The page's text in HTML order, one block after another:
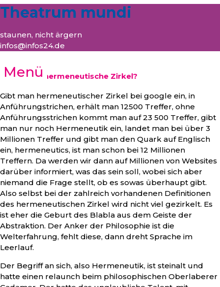
Theatrum mundi
staunen, nicht ärgern
infos@infos24.de
Menü
Zirkelt der hermeneutische Zirkel?
Gibt man hermeneutischer Zirkel bei google ein, in
Anführungstrichen, erhält man 12500 Treffer, ohne
Anführungsstrichen kommt man auf 23 500 Treffer, gibt
man nur noch Hermeneutik ein, landet man bei über 3
Millionen Treffer und gibt man den Quark auf Englisch
ein, hermeneutics, ist man schon bei 12 Millionen
Treffern. Da werden wir dann auf Millionen von Websites
darüber informiert, was das sein soll, wobei sich aber
niemand die Frage stellt, ob es sowas überhaupt gibt.
Also selbst bei der zahlreich vorhandenen Definitionen
des hermeneutischen Zirkel wird nicht viel gezirkelt. Es
ist eher die Geburt des Blabla aus dem Geiste der
Abstraktion. Der Anker der Philosophie ist die
Welterfahrung, fehlt diese, dann dreht Sprache im
Leerlauf.
Der Begriff an sich, also Hermeneutik, ist steinalt und
hatte einen relaunch beim philosophischen Oberlaberer